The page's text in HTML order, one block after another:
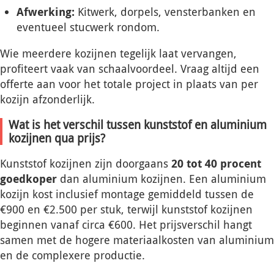
Afwerking: Kitwerk, dorpels, vensterbanken en
eventueel stucwerk rondom.
Wie meerdere kozijnen tegelijk laat vervangen,
profiteert vaak van schaalvoordeel. Vraag altijd een
offerte aan voor het totale project in plaats van per
kozijn afzonderlijk.
Wat is het verschil tussen kunststof en aluminium
kozijnen qua prijs?
Kunststof kozijnen zijn doorgaans 20 tot 40 procent
goedkoper dan aluminium kozijnen. Een aluminium
kozijn kost inclusief montage gemiddeld tussen de
€900 en €2.500 per stuk, terwijl kunststof kozijnen
beginnen vanaf circa €600. Het prijsverschil hangt
samen met de hogere materiaalkosten van aluminium
en de complexere productie.